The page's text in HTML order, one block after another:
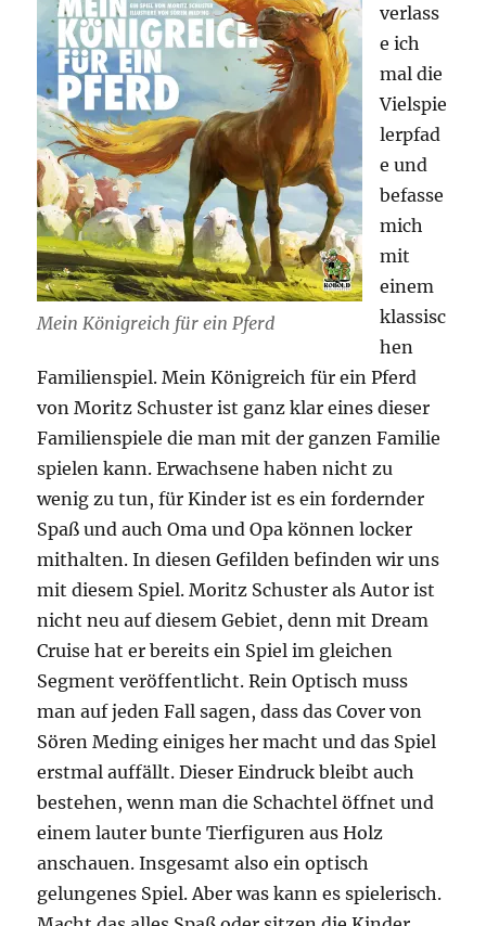
Mein Königreich für ein Pferd
verlass
e ich
mal die
Vielspie
lerpfad
e und
befasse
mich
mit
einem
klassisc
hen
Familienspiel. Mein Königreich für ein Pferd
von Moritz Schuster ist ganz klar eines dieser
Familienspiele die man mit der ganzen Familie
spielen kann. Erwachsene haben nicht zu
wenig zu tun, für Kinder ist es ein fordernder
Spaß und auch Oma und Opa können locker
mithalten. In diesen Gefilden befinden wir uns
mit diesem Spiel. Moritz Schuster als Autor ist
nicht neu auf diesem Gebiet, denn mit Dream
Cruise hat er bereits ein Spiel im gleichen
Segment veröffentlicht. Rein Optisch muss
man auf jeden Fall sagen, dass das Cover von
Sören Meding einiges her macht und das Spiel
erstmal auffällt. Dieser Eindruck bleibt auch
bestehen, wenn man die Schachtel öffnet und
einem lauter bunte Tierfiguren aus Holz
anschauen. Insgesamt also ein optisch
gelungenes Spiel. Aber was kann es spielerisch.